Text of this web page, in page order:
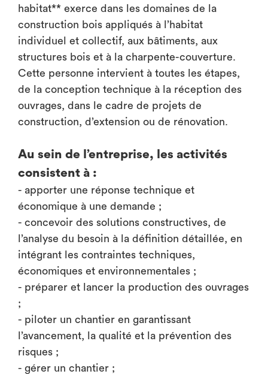
habitat** exerce dans les domaines de la
construction bois appliqués à l’habitat
individuel et collectif, aux bâtiments, aux
structures bois et à la charpente-couverture.
Cette personne intervient à toutes les étapes,
de la conception technique à la réception des
ouvrages, dans le cadre de projets de
construction, d’extension ou de rénovation.
Au sein de l’entreprise, les activités
consistent à :
- apporter une réponse technique et
économique à une demande ;
- concevoir des solutions constructives, de
l’analyse du besoin à la définition détaillée, en
intégrant les contraintes techniques,
économiques et environnementales ;
- préparer et lancer la production des ouvrages
;
- piloter un chantier en garantissant
l’avancement, la qualité et la prévention des
risques ;
- gérer un chantier ;